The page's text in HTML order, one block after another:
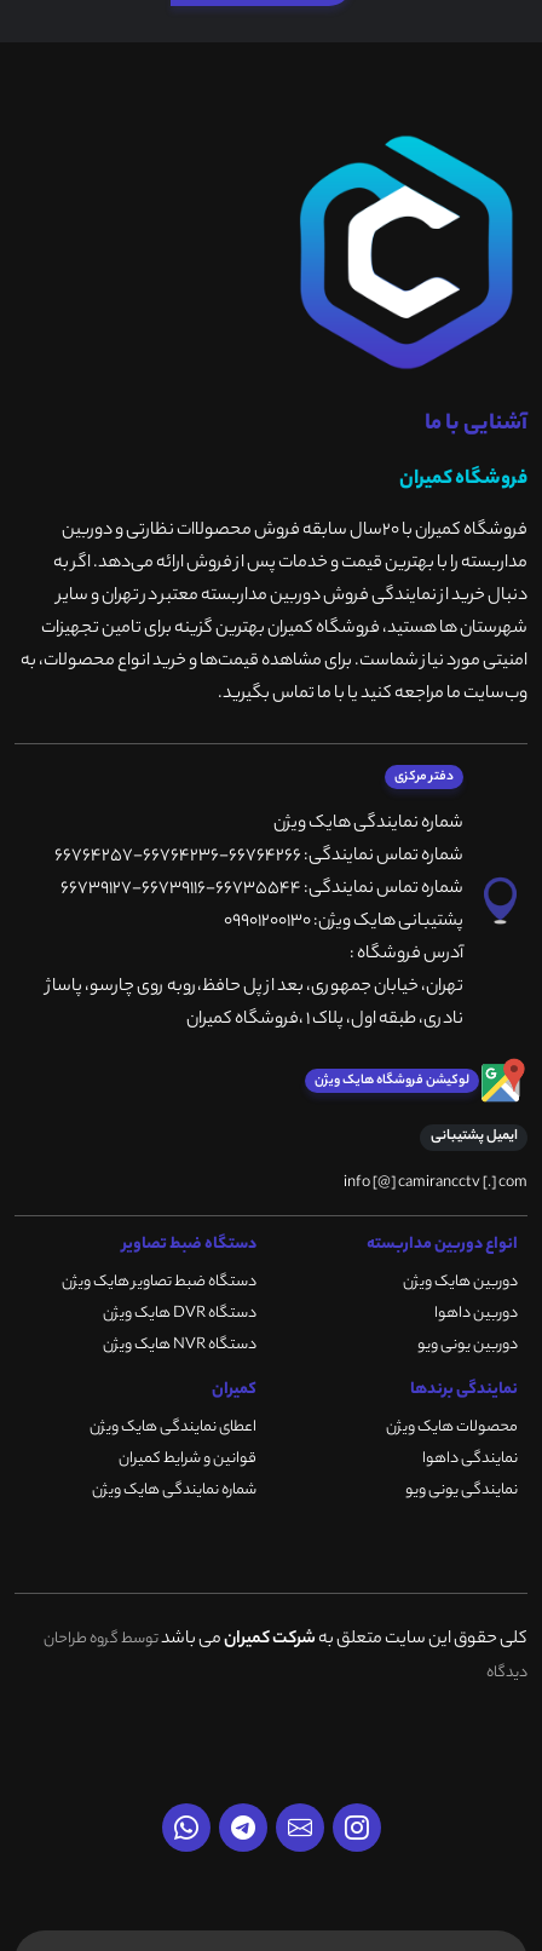
آشنایی با ما
فروشگاه کمیران
فروشگاه کمیران با ۲۰سال سابقه فروش محصولاات نظارتی و دوربین
مداربسته را با بهترین قیمت و خدمات پس از فروش ارائه می‌دهد. اگر به
دنبال خرید از نمایندگی فروش دوربین مداربسته معتبر در تهران و سایر
شهرستان ها هستید، فروشگاه کمیران بهترین گزینه برای تامین تجهیزات
امنیتی مورد نیاز شماست. برای مشاهده قیمت‌ها و خرید انواع محصولات، به
وب‌سایت ما مراجعه کنید یا با ما تماس بگیرید.
دفتر مرکزی
شماره نمایندگی هایک ویژن
شماره تماس نمایندگی: 66764266-66764236-66764257
شماره تماس نمایندگی: 66735544-66739116-66739127
پشتیبانی هایک ویژن: 09901200130
آدرس فروشگاه :
تهران، خيابان جمهوری، بعد از پل حافظ،روبه روی چارسو، پاساژ
نادری، طبقه اول، پلاک 1 ،فروشگاه کمیران
لوکیشن فروشگاه هایک ویژن
ایمیل پشتیبانی
info [@] camirancctv [.] com
انواع دوربین مداربسته
دوربین هایک ویژن
دوربین داهوا
دوربین یونی ویو
دستگاه ضبط تصاویر
دستگاه ضبط تصاویر هایک ویژن
دستگاه DVR هایک ویژن
دستگاه NVR هایک ویژن
نمایندگی برندها
محصولات هایک ویژن
نمایندگی داهوا
نمایندگی یونی ویو
کمیران
اعطای نمایندگی هایک ویژن
قوانین و شرایط کمیران
شماره نمایندگی هایک ویژن
کلی حقوق این سایت متعلق بهشرکت کمیرانمی باشدتوسط گروه طراحان
دیدگاه